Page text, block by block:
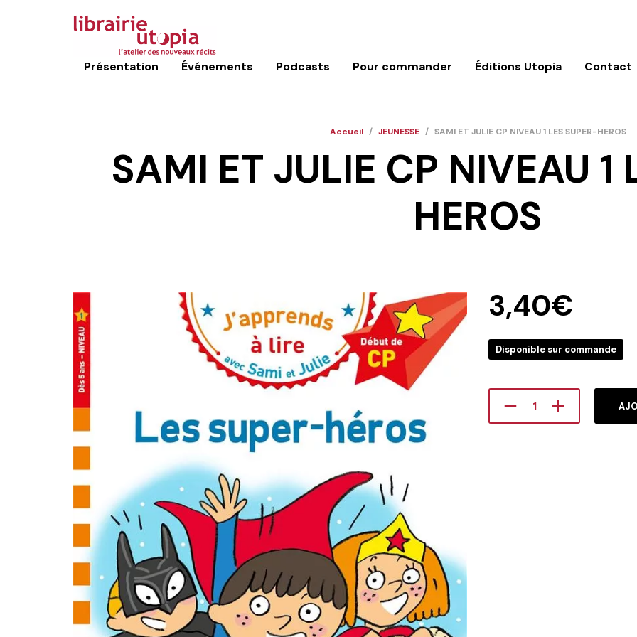
Présentation Événements Podcasts Pour commander Éditions Utopia Contact
Accueil / JEUNESSE / SAMI ET JULIE CP NIVEAU 1 LES SUPER-HEROS
SAMI ET JULIE CP NIVEAU 1
HEROS
3,40€
Disponible sur commande